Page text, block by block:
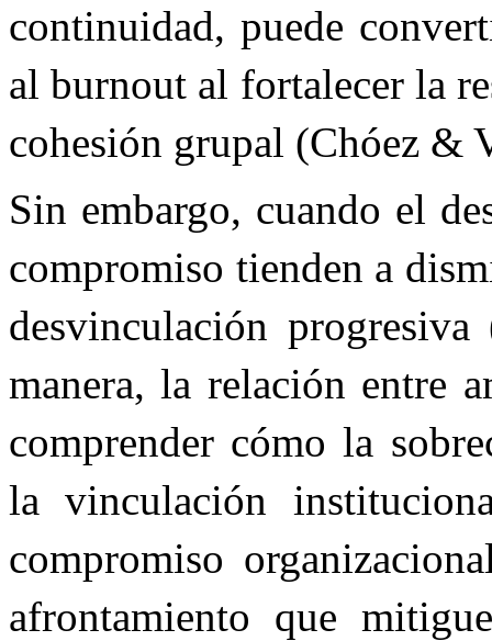
continuidad, puede
al burnout al fortalecer la
cohesión grupal (Chóez &
Sin embargo, cuando el
compromiso tienden a
desvinculación
manera, la relación entre
comprender cómo la
la vinculación
compromiso
afrontamiento que